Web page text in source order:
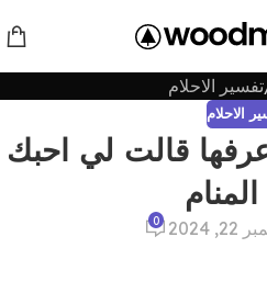
تفسير الاحلام
الاحلام
قالت لي احبك
0